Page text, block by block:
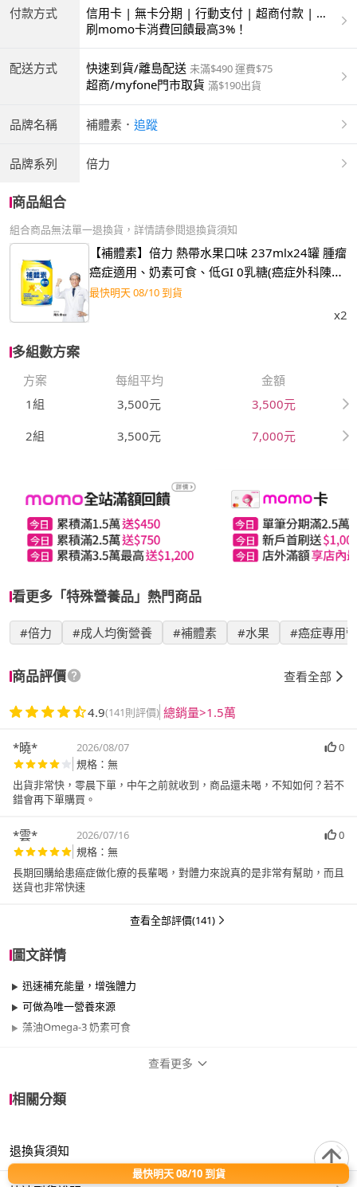
付款方式
信用卡 | 無卡分期 | 行動支付 | 超商付款 | 銀
聯卡
刷momo卡消費回饋最高3%！
配送方式 快速到貨/離島配送 未滿$490 運費$75
超商/myfone門市取貨 滿$190出貨
品牌名稱 補體素 ． 追蹤
品牌系列 倍力
商品組合
組合商品無法單一退換貨，詳情請參閱退換貨須知
【補體素】倍力 熱帶水果口味 237mlx24罐 腫瘤
癌症適用、奶素可食、低GI 0乳糖(癌症外科陳火
木醫師推薦)
最快明天 08/10 到貨
x2
多組數方案
方案 每組平均
金額
1組
3,500元
3,500元
2組
3,500元 7,000元
看更多「特殊營養品」熱門商品
#倍力 #成人均衡營養 #補體素 #水果 #癌症專用
商品評價 查看全部
4.9(141則評價) 總銷量>1.5萬
*曉* 2026/08/07
0
規格：無
出貨非常快，零晨下單，中午之前就收到，商品還未喝，不知如何？若不
錯會再下單購買。
*雲* 2026/07/16
0
規格：無
長期回購給患癌症做化療的長輩喝，對體力來說真的是非常有幫助￼，而且
送貨也非常快速￼
查看全部評價(141)
圖文詳情
迅速補充能量，增強體力
可做為唯一營養來源
藻油Omega-3 奶素可食
品牌系列
查看更多
相關分類
退換貨須知
最快明天 08/10 到貨